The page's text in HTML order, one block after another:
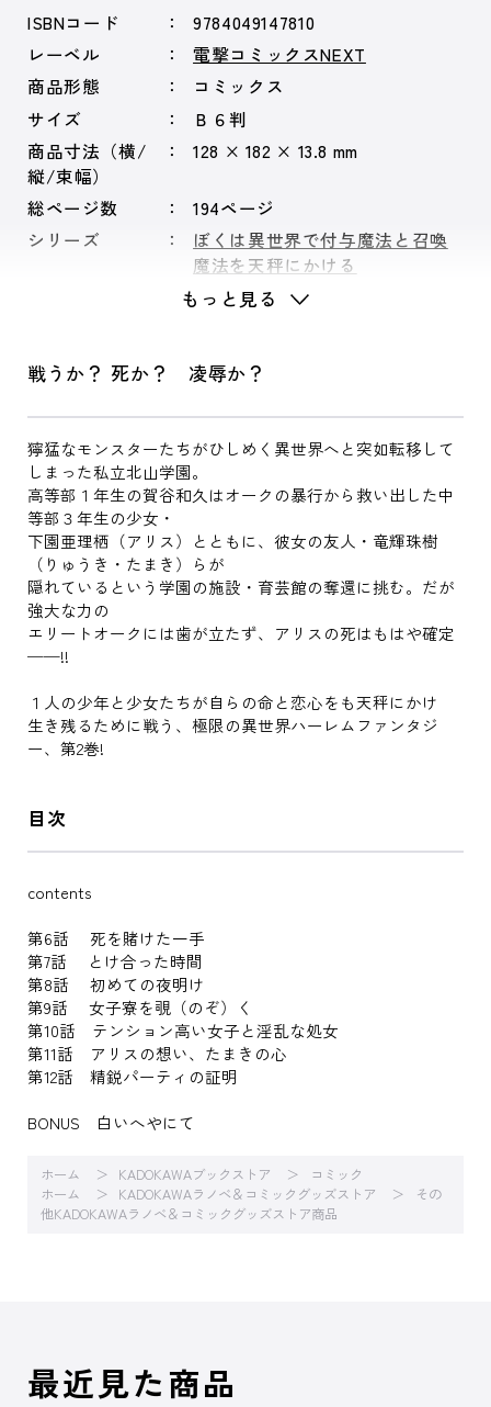
ISBNコード
9784049147810
レーベル
電撃コミックスNEXT
商品形態
コミックス
サイズ
Ｂ６判
商品寸法（横/
縦/束幅）
128 × 182 × 13.8 mm
総ページ数
194ページ
シリーズ
ぼくは異世界で付与魔法と召喚
魔法を天秤にかける
もっと見る
戦うか？ 死か？ 凌辱か？
獰猛なモンスターたちがひしめく異世界へと突如転移して
しまった私立北山学園。
高等部１年生の賀谷和久はオークの暴行から救い出した中
等部３年生の少女・
下園亜理栖（アリス）とともに、彼女の友人・竜輝珠樹
（りゅうき・たまき）らが
隠れているという学園の施設・育芸館の奪還に挑む。だが
強大な力の
エリートオークには歯が立たず、アリスの死はもはや確定
──!!
１人の少年と少女たちが自らの命と恋心をも天秤にかけ
生き残るために戦う、極限の異世界ハーレムファンタジ
ー、第2巻!
目次
contents
第6話 死を賭けた一手
第7話 とけ合った時間
第8話 初めての夜明け
第9話 女子寮を覗（のぞ）く
第10話 テンション高い女子と淫乱な処女
第11話 アリスの想い、たまきの心
第12話 精鋭パーティの証明
BONUS 白いへやにて
ホーム KADOKAWAブックストア
コミック
ホーム
KADOKAWAラノベ＆コミックグッズストア
その
他KADOKAWAラノベ＆コミックグッズストア商品
最近見た商品